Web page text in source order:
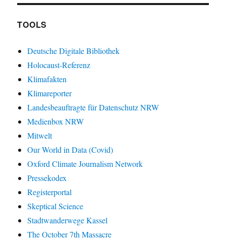
TOOLS
Deutsche Digitale Bibliothek
Holocaust-Referenz
Klimafakten
Klimareporter
Landesbeauftragte für Datenschutz NRW
Medienbox NRW
Mitwelt
Our World in Data (Covid)
Oxford Climate Journalism Network
Pressekodex
Registerportal
Skeptical Science
Stadtwanderwege Kassel
The October 7th Massacre